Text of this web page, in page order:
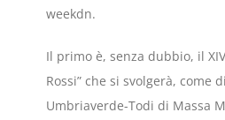
weekdn.
Il primo è, senza dubbio, il
Rossi” che si svolgerà, come
Umbriaverde-Todi di Massa